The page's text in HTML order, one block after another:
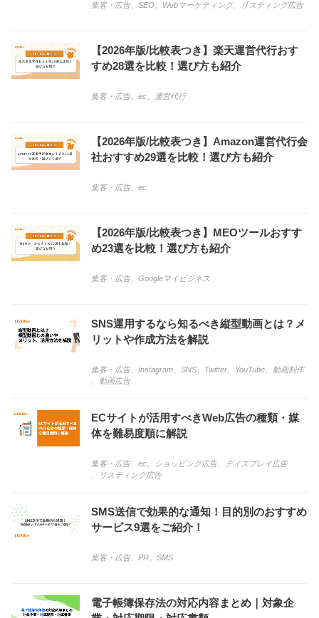
集客・広告、 SEO Webマーケティング、 リスティング広告
【2026年版/比較表つき】楽天運営代行おす
すめ28選を比較！選び方も紹介
集客・広告、 ec 運営代行
【2026年版/比較表つき】Amazon運営代行会
社おすすめ29選を比較！選び方も紹介
集客・広告、 ec
【2026年版/比較表つき】MEOツールおすす
め23選を比較！選び方も紹介
集客・広告、 Googleマイビジネス
SNS運用するなら知るべき縦型動画とは？メ
リットや作成方法を解説
集客・広告、 Instagram SNS Twitter YouTube
動画制作
動画広告
ECサイトが活用すべきWeb広告の種類・媒
体を難易度順に解説
集客・広告、 ec ショッピング広告、
ディスプレイ広告
リスティング広告
SMS送信で効果的な通知！目的別のおすすめ
サービス9選をご紹介！
集客・広告、 PR SMS
電子帳簿保存法の対応内容まとめ｜対象企